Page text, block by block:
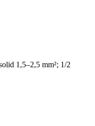
1,5–2,5 mm²; 1/2